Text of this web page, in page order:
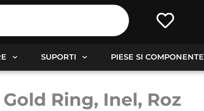
SUPORTI PIESE SI COMPONENTE
Ring, Inel, Roz